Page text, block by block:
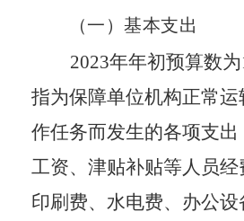
（一）基本支出
2023年年初预算数为
指为保障单位机构正常
作任务而发生的各项支
工资、津贴补贴等人员经
印刷费、水电费、办公